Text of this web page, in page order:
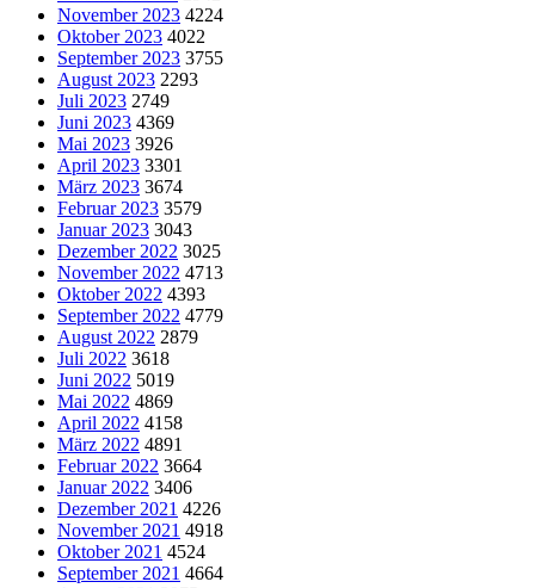
November 2023 4224
Oktober 2023 4022
September 2023 3755
August 2023 2293
Juli 2023 2749
Juni 2023 4369
Mai 2023 3926
April 2023 3301
März 2023 3674
Februar 2023 3579
Januar 2023 3043
Dezember 2022 3025
November 2022 4713
Oktober 2022 4393
September 2022 4779
August 2022 2879
Juli 2022 3618
Juni 2022 5019
Mai 2022 4869
April 2022 4158
März 2022 4891
Februar 2022 3664
Januar 2022 3406
Dezember 2021 4226
November 2021 4918
Oktober 2021 4524
September 2021 4664